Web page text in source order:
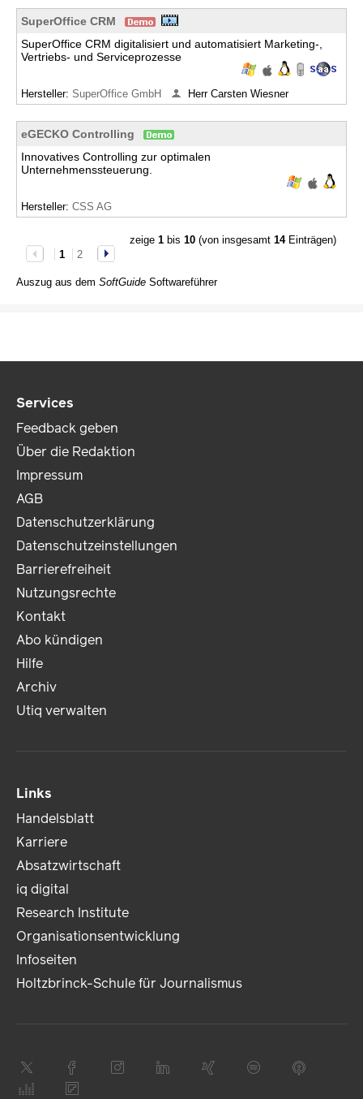
SuperOffice CRM
SuperOffice CRM digitalisiert und automatisiert Marketing-,
Vertriebs- und Serviceprozesse
Hersteller: SuperOffice GmbH Herr Carsten Wiesner
eGECKO Controlling
Innovatives Controlling zur optimalen
Unternehmenssteuerung.
Hersteller: CSS AG
zeige 1bis 10(von insgesamt 14Einträgen)
1
2
Auszug aus dem SoftGuide Softwareführer
Services
Feedback geben
Über die Redaktion
Impressum
AGB
Datenschutzerklärung
Datenschutzeinstellungen
Barrierefreiheit
Nutzungsrechte
Kontakt
Abo kündigen
Hilfe
Archiv
Utiq verwalten
Links
Handelsblatt
Karriere
Absatzwirtschaft
iq digital
Research Institute
Organisationsentwicklung
Infoseiten
Holtzbrinck-Schule für Journalismus